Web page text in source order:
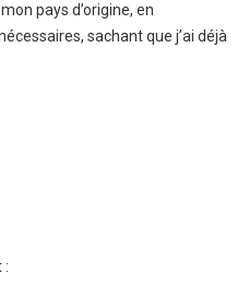
pays d’origine, en
sachant que j’ai déjà
: